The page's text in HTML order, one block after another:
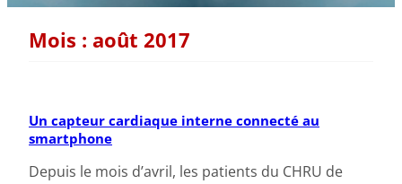
Mois : août 2017
Un capteur cardiaque interne connecté au
smartphone
Depuis le mois d’avril, les patients du CHRU de